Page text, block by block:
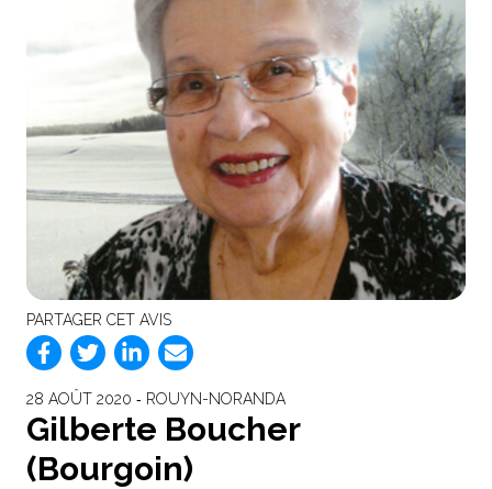
PARTAGER CET AVIS
28 AOÛT 2020 ‐ ROUYN-NORANDA
Gilberte Boucher
(Bourgoin)